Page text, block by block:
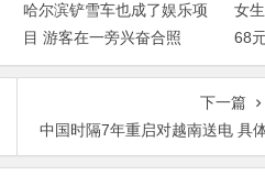
哈尔滨铲雪车也成了娱乐项
目 游客在一旁兴奋合照
【365娱乐资讯网】
女
68
事
下一篇
中国时隔7年重启对越南送电 具体到底是什